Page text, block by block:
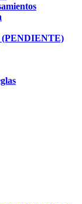
(PENDIENTE)